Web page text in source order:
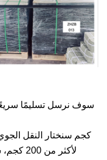
1. سوف نرسل تسليمًا سريعًا لأقل من 45
2.45-200 كجم سنختار النقل